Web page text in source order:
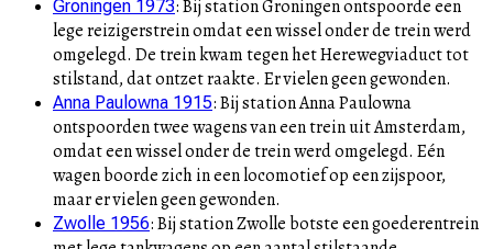
Groningen 1973:Bij station Groningen ontspoorde een
lege reizigerstrein omdat een wissel onder de trein werd
omgelegd. De trein kwam tegen het Herewegviaduct tot
stilstand, dat ontzet raakte. Er vielen geen gewonden.
Anna Paulowna 1915:Bij station Anna Paulowna
ontspoorden twee wagens van een trein uit Amsterdam,
omdat een wissel onder de trein werd omgelegd. Eén
wagen boorde zich in een locomotief op een zijspoor,
maar er vielen geen gewonden.
Zwolle 1956:Bij station Zwolle botste een goederentrein